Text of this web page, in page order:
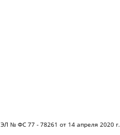
ЭЛ № ФС 77 - 78261 от 14 апреля 2020 г.